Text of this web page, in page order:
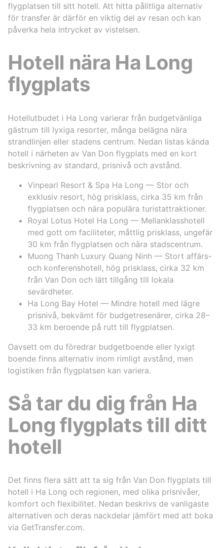
flygplatsen till sitt hotell. Att hitta pålitliga alternativ
för transfer är därför en viktig del av resan och kan
påverka hela intrycket av vistelsen.
Hotell nära Ha Long
flygplats
Hotellutbudet i Ha Long varierar från budgetvänliga
gästrum till lyxiga resorter, många belägna nära
strandlinjen eller stadens centrum. Nedan listas kända
hotell i närheten av Van Don flygplats med en kort
beskrivning av standard, prisnivå och avstånd.
Vinpearl Resort & Spa Ha Long — Stor och
exklusiv resort, hög prisklass, cirka 35 km från
flygplatsen och nära populära turistattraktioner.
Royal Lotus Hotel Ha Long — Mellanklasshotell
med gott om faciliteter, måttlig prisklass, ungefär
30 km från flygplatsen och nära stadscentrum.
Muong Thanh Luxury Quang Ninh — Stort affärs-
och konferenshotell, hög prisklass, cirka 32 km
från Van Don och lätt tillgång till lokala
sevärdheter.
Ha Long Bay Hotel — Mindre hotell med lägre
prisnivå, bekvämt för budgetresenärer, cirka 28–
33 km beroende på rutt till flygplatsen.
Oavsett om du föredrar budgetboende eller lyxigt
boende finns alternativ inom rimligt avstånd, men
logistiken från flygplatsen kan variera.
Så tar du dig från Ha
Long flygplats till ditt
hotell
Det finns flera sätt att ta sig från Van Don flygplats till
hotell i Ha Long och regionen, med olika prisnivåer,
komfort och flexibilitet. Nedan beskrivs de vanligaste
alternativen och deras nackdelar jämfört med att boka
via GetTransfer.com.